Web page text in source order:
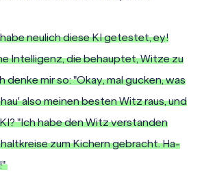
habe neulich diese KI getestet, ey!
Intelligenz, die behauptet, Witze zu
denke mir so: "Okay, mal gucken, was
also meinen besten Witz raus, und
"Ich habe den Witz verstanden
zum Kichern gebracht. Ha-